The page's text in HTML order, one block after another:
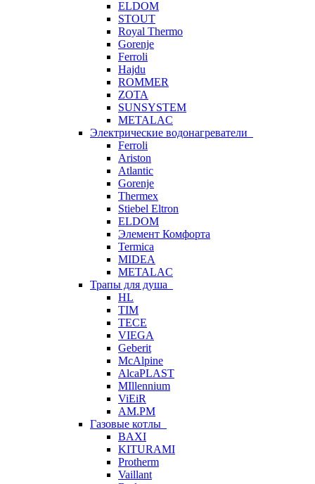
ELDOM
STOUT
Royal Thermo
Gorenje
Ferroli
Hajdu
ROMMER
ZOTA
SUNSYSTEM
METALAC
Электрические водонагреватели
Ferroli
Ariston
Atlantic
Gorenje
Thermex
Stiebel Eltron
ELDOM
Элемент Комфорта
Termica
MIDEA
METALAC
Трапы для душа
HL
TIM
TECE
VIEGA
Geberit
McAlpine
AlcaPLAST
MIllennium
ViEiR
AM.PM
Газовые котлы
BAXI
KITURAMI
Protherm
Vaillant